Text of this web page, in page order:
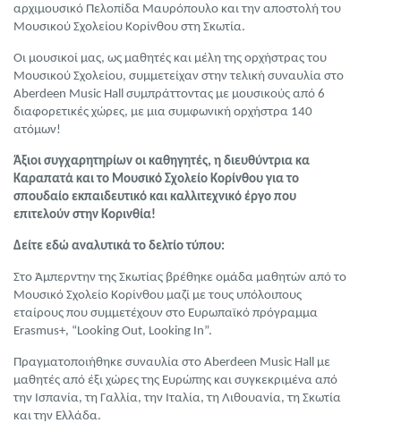
αρχιμουσικό Πελοπίδα Μαυρόπουλο και την αποστολή του
Μουσικού Σχολείου Κορίνθου στη Σκωτία.
Οι μουσικοί μας, ως μαθητές και μέλη της ορχήστρας του
Μουσικού Σχολείου, συμμετείχαν στην τελική συναυλία στο
Aberdeen Music Hall συμπράττοντας με μουσικούς από 6
διαφορετικές χώρες, με μια συμφωνική ορχήστρα 140
ατόμων!
Άξιοι συγχαρητηρίων οι καθηγητές, η διευθύντρια κα
Καραπατά και το Μουσικό Σχολείο Κορίνθου για το
σπουδαίο εκπαιδευτικό και καλλιτεχνικό έργο που
επιτελούν στην Κορινθία!
Δείτε εδώ αναλυτικά το δελτίο τύπου:
Στο Άμπερντην της Σκωτίας βρέθηκε ομάδα μαθητών από το
Μουσικό Σχολείο Κορίνθου μαζί με τους υπόλοιπους
εταίρους που συμμετέχουν στο Ευρωπαϊκό πρόγραμμα
Erasmus+, “Looking Out, Looking In”.
Πραγματοποιήθηκε συναυλία στο Aberdeen Music Hall με
μαθητές από έξι χώρες της Ευρώπης και συγκεκριμένα από
την Ισπανία, τη Γαλλία, την Ιταλία, τη Λιθουανία, τη Σκωτία
και την Ελλάδα.